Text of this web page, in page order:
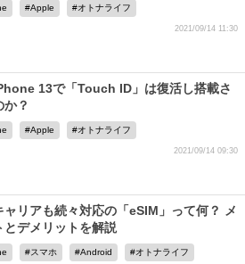
Apple オトナライフ
2021/09/14 11:30
13で「Touch ID」は復活し搭載さ
か？
Apple オトナライフ
2021/09/14 09:30
ャリアも続々対応の「eSIM」って何？ メ
とデメリットを解説
スマホ Android オトナライフ